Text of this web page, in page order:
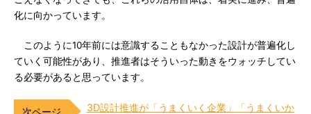
化に向かっています。
このように10年前には意識することもなかった設計が普遍化し
ていく可能性があり、推進者はそういった動きをウォッチしてい
る必要があると思っています。
3D設計推進が「うまくいく企業」「うまくいか